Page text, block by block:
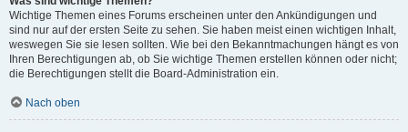
Wichtige Themen eines Forums erscheinen unter den Ankündigungen und
sind nur auf der ersten Seite zu sehen. Sie haben meist einen wichtigen Inhalt,
weswegen Sie sie lesen sollten. Wie bei den Bekanntmachungen hängt es von
Ihren Berechtigungen ab, ob Sie wichtige Themen erstellen können oder nicht;
die Berechtigungen stellt die Board-Administration ein.
Nach oben